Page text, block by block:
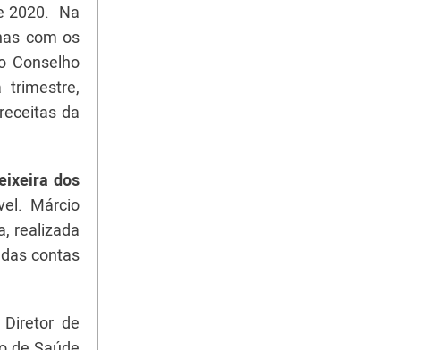
2020. Na
com os
Conselho
trimestre,
da
dos
Márcio
realizada
contas
de